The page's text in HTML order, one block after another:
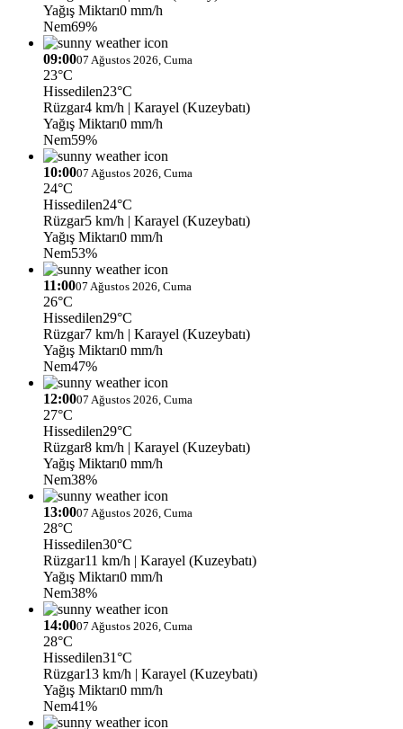
Yağış Miktarı0 mm/h
Nem69%
09:0007 Ağustos 2026, Cuma
23°C
Hissedilen23°C
Rüzgar4 km/h | Karayel (Kuzeybatı)
Yağış Miktarı0 mm/h
Nem59%
10:0007 Ağustos 2026, Cuma
24°C
Hissedilen24°C
Rüzgar5 km/h | Karayel (Kuzeybatı)
Yağış Miktarı0 mm/h
Nem53%
11:0007 Ağustos 2026, Cuma
26°C
Hissedilen29°C
Rüzgar7 km/h | Karayel (Kuzeybatı)
Yağış Miktarı0 mm/h
Nem47%
12:0007 Ağustos 2026, Cuma
27°C
Hissedilen29°C
Rüzgar8 km/h | Karayel (Kuzeybatı)
Yağış Miktarı0 mm/h
Nem38%
13:0007 Ağustos 2026, Cuma
28°C
Hissedilen30°C
Rüzgar11 km/h | Karayel (Kuzeybatı)
Yağış Miktarı0 mm/h
Nem38%
14:0007 Ağustos 2026, Cuma
28°C
Hissedilen31°C
Rüzgar13 km/h | Karayel (Kuzeybatı)
Yağış Miktarı0 mm/h
Nem41%